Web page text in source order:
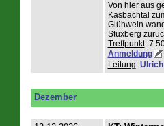
Von hier aus
Kasbachtal
Glühwein
Stuxberg
Treffpunkt:
Anmeldung
Leitung:
Dezember